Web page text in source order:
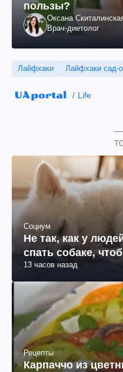
пользы?
Оксана
Врач-диетолог
Лайфхаки Лайфхаки сад-
Life
Социум
Не так, как у
спать собаке,
13 часов назад
Рецепты
Карпаччо из